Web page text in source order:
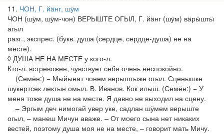
11 ЧОН, Г. йӓнг, шӱм
ЧОН (шӱм, шӱм-чон) ВЕРЫШТЕ ОГЫЛ, Г. йӓнг (шӱм) вӓрӹштӹ
агыл
разг., экспрес. (букв. душа (сердце, сердце-душа) не на
месте).
◊ ДУША НЕ НА МЕСТЕ у кого-л.
Кто-л. встревожен, чувствует себя очень неспокойно.
(Семён:) − Мыйынат чонем верыштыже огыл. Сценышке
шукертсек лектын омыл. В. Иванов. Кок илыш. (Семён:) − У
меня тоже душа не на месте. Я давно не выходил на сцену.
– Эргым деч нимогай увер уке, садлан шӱмем верыште
огыл, – манеш Мичун аваже. – От моего сына нет никаких
вестей, поэтому душа моя не на месте, – говорит мать Мичу.